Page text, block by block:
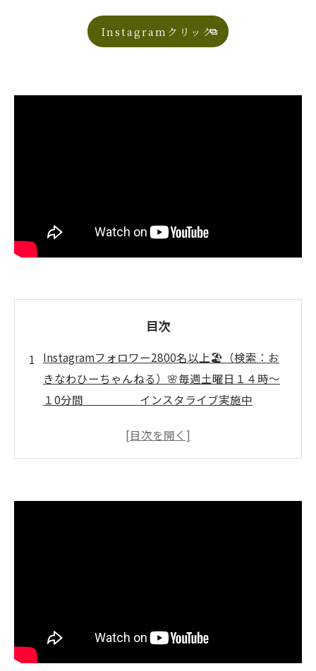
Instagramクリック
目次
Instagramフォロワー2800名以上🏖️（検索：お
きなわひーちゃんねる）🌸毎週土曜日１４時～
１0分間 インスタライブ実施中
の、 「介護予防の話し」
ション事例